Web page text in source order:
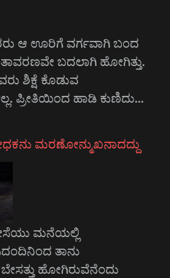
ಆ ಊರಿಗೆ ವರ್ಗವಾಗಿ ಬಂದ
ಬದಲಾಗಿ ಹೋಗಿತ್ತು.
ಶಿಕ್ಷೆ ಕೊಡುವ
ಪ್ರೀತಿಯಿಂದ ಹಾಡಿ ಕುಣಿದು…
ಮರಣೋನ್ಮುಖನಾದದ್ದು
ಮನೆಯಲ್ಲಿ
ತಾನು
ಹೋಗಿರುವೆನೆಂದು